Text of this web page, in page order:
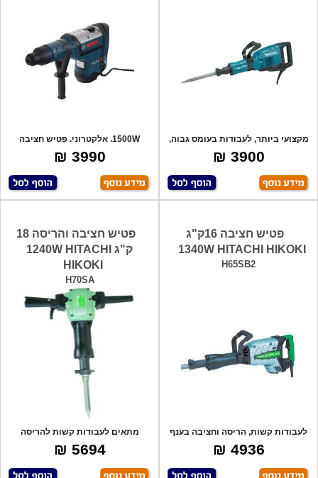
מקצועי ביותר, לעבודות בעומס גבוה,
עוצמת
3900 ₪
1500W. אלקטרוני. פטיש חציבה
וקידוח. משק
3990 ₪
פטיש חציבה 16ק"ג
1340W HITACHI HIKOKI
H65SB2
לעבודות קשות, הריסה וחציבה בענף
הבנין, מ
4936 ₪
פטיש חציבה והריסה 18
ק"ג 1240W HITACHI
HIKOKI
H70SA
מתאים לעבודות קשות להריסה
וחציבה בענף הת
5694 ₪